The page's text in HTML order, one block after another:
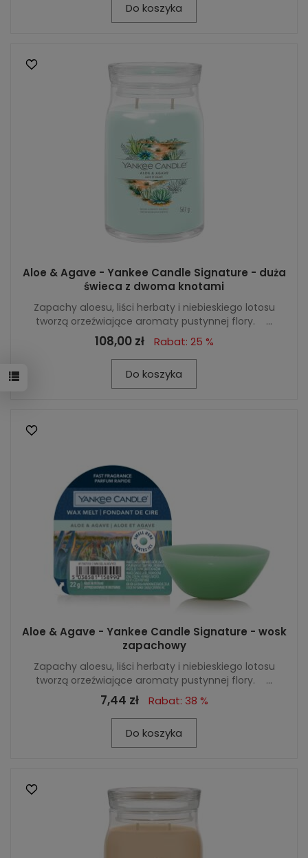
Do koszyka
Aloe & Agave - Yankee Candle Signature - duża
świeca z dwoma knotami
Zapachy aloesu, liści herbaty i niebieskiego lotosu
tworzą orzeźwiające aromaty pustynnej flory. ...
108,00 zł Rabat: 25 %
Do koszyka
Aloe & Agave - Yankee Candle Signature - wosk
zapachowy
Zapachy aloesu, liści herbaty i niebieskiego lotosu
tworzą orzeźwiające aromaty pustynnej flory. ...
7,44 zł Rabat: 38 %
Do koszyka